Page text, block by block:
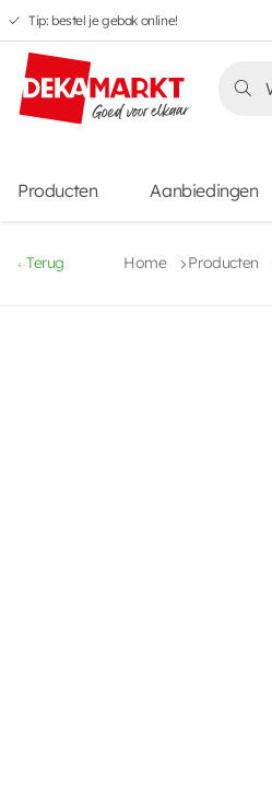
Overslaan
naar
hoofdnavigatie
Overslaan
naar
hoofdinhoud
Overslaan
naar
voettekstinhoud
Overslaan
naar
aanbiedingen
Tip: bestel je gebak online!
Producten Aanbiedingen
Terug Home Producten